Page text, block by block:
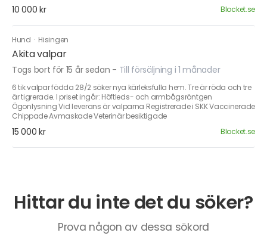
10 000 kr Blocket.se
Hund · Hisingen
Akita valpar
Togs bort för 15 år sedan - Till försäljning i 1 månader
6 tik valpar födda 28/2 söker nya kärleksfulla hem. Tre är röda och tre
är tigrerade. I priset ingår: Höftleds- och armbågsröntgen
Ögonlysning Vid leverans är valparna Registrerade i SKK Vaccinerade
Chippade Avmaskade Veterinär besiktigade
15 000 kr Blocket.se
Hittar du inte det du söker?
Prova någon av dessa sökord